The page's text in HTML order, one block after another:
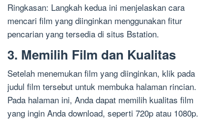
Ringkasan: Langkah kedua ini menjelaskan cara
mencari film yang diinginkan menggunakan fitur
pencarian yang tersedia di situs Bstation.
3. Memilih Film dan Kualitas
Setelah menemukan film yang diinginkan, klik pada
judul film tersebut untuk membuka halaman rincian.
Pada halaman ini, Anda dapat memilih kualitas film
yang ingin Anda download, seperti 720p atau 1080p.